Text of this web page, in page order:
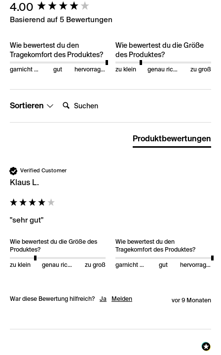
4.00
Basierend auf 5 Bewertungen
Wie bewertest du den
Tragekomfort des Produktes?
garnicht gut gut hervorragend
Wie bewertest du die Größe
des Produktes?
zu klein genau richtig zu groß
Sortieren
Produktbewertungen
Verified Customer
Klaus L.
"sehr gut"
Wie bewertest du die Größe des
Produktes?
zu klein genau richtig zu groß
Wie bewertest du den
Tragekomfort des Produktes?
garnicht gut gut hervorragend
War diese Bewertung hilfreich? Ja Melden vor 9 Monaten
New content loaded